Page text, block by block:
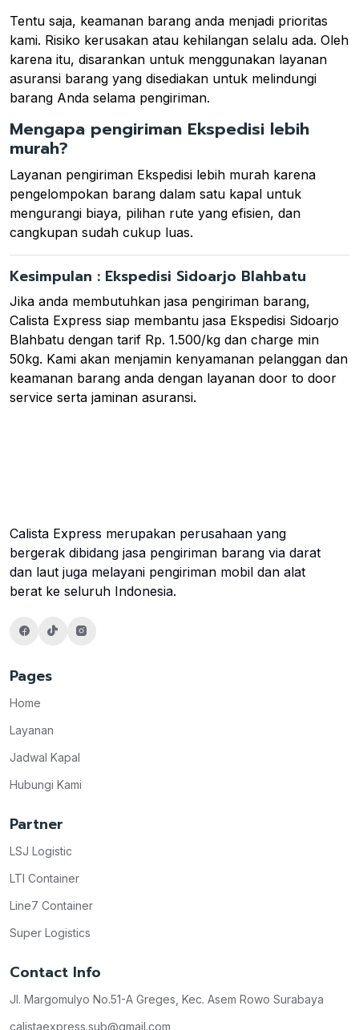
Tentu saja, keamanan barang anda menjadi prioritas
kami. Risiko kerusakan atau kehilangan selalu ada. Oleh
karena itu, disarankan untuk menggunakan layanan
asuransi barang yang disediakan untuk melindungi
barang Anda selama pengiriman.
Mengapa pengiriman Ekspedisi lebih
murah?
Layanan pengiriman Ekspedisi lebih murah karena
pengelompokan barang dalam satu kapal untuk
mengurangi biaya, pilihan rute yang efisien, dan
cangkupan sudah cukup luas.
Kesimpulan : Ekspedisi Sidoarjo Blahbatu
Jika anda membutuhkan jasa pengiriman barang,
Calista Express siap membantu jasa Ekspedisi Sidoarjo
Blahbatu dengan tarif Rp. 1.500/kg dan charge min
50kg. Kami akan menjamin kenyamanan pelanggan dan
keamanan barang anda dengan layanan door to door
service serta jaminan asuransi.
Calista Express merupakan perusahaan yang
bergerak dibidang jasa pengiriman barang via darat
dan laut juga melayani pengiriman mobil dan alat
berat ke seluruh Indonesia.
Pages
Home
Layanan
Jadwal Kapal
Hubungi Kami
Partner
LSJ Logistic
LTI Container
Line7 Container
Super Logistics
Contact Info
Jl. Margomulyo No.51-A Greges, Kec. Asem Rowo Surabaya
calistaexpress.sub@gmail.com